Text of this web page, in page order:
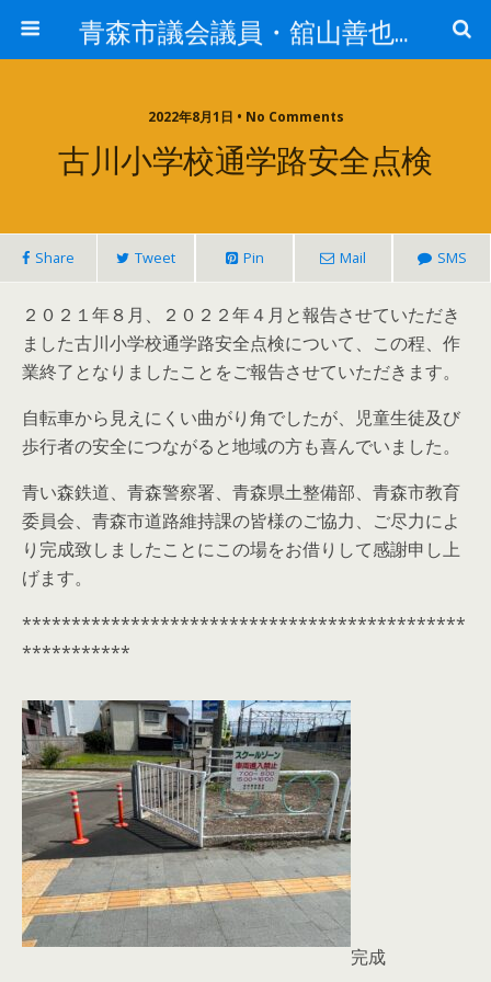
青森市議会議員・舘山善也（たてやまよしや）
2022年8月1日 • No Comments
古川小学校通学路安全点検
Share Tweet Pin Mail SMS
２０２１年８月、２０２２年４月と報告させていただき
ました古川小学校通学路安全点検について、この程、作
業終了となりましたことをご報告させていただきます。
自転車から見えにくい曲がり角でしたが、児童生徒及び
歩行者の安全につながると地域の方も喜んでいました。
青い森鉄道、青森警察署、青森県土整備部、青森市教育
委員会、青森市道路維持課の皆様のご協力、ご尽力によ
り完成致しましたことにこの場をお借りして感謝申し上
げます。
*********************************************
***********
完成